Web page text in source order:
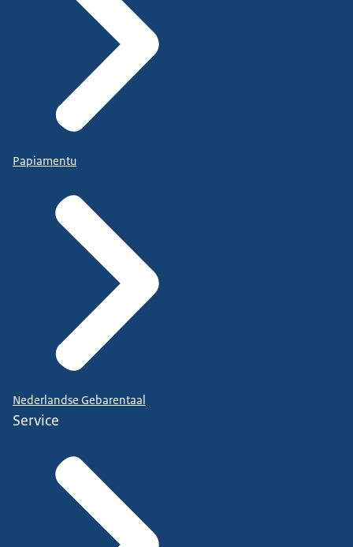
Papiamentu
Nederlandse Gebarentaal
Service